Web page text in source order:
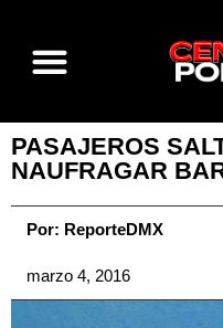
PASAJEROS
NAUFRAGAR
Por: ReporteDMX
marzo 4, 2016